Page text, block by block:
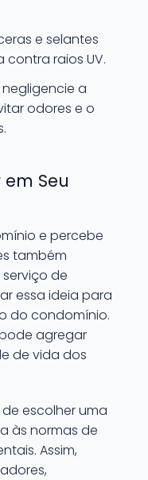
e selantes
raios UV.
a
odores e o
Seu
e percebe
também
de
essa ideia para
do condomínio.
agregar
de vida dos
escolher uma
às normas de
Assim,